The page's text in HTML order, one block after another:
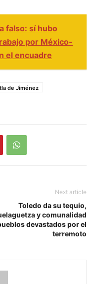
falso: sí hubo
por México-
el encuadre
de Jiménez
Next article
Toledo da su tequio,
y comunalidad
devastados por el
terremoto